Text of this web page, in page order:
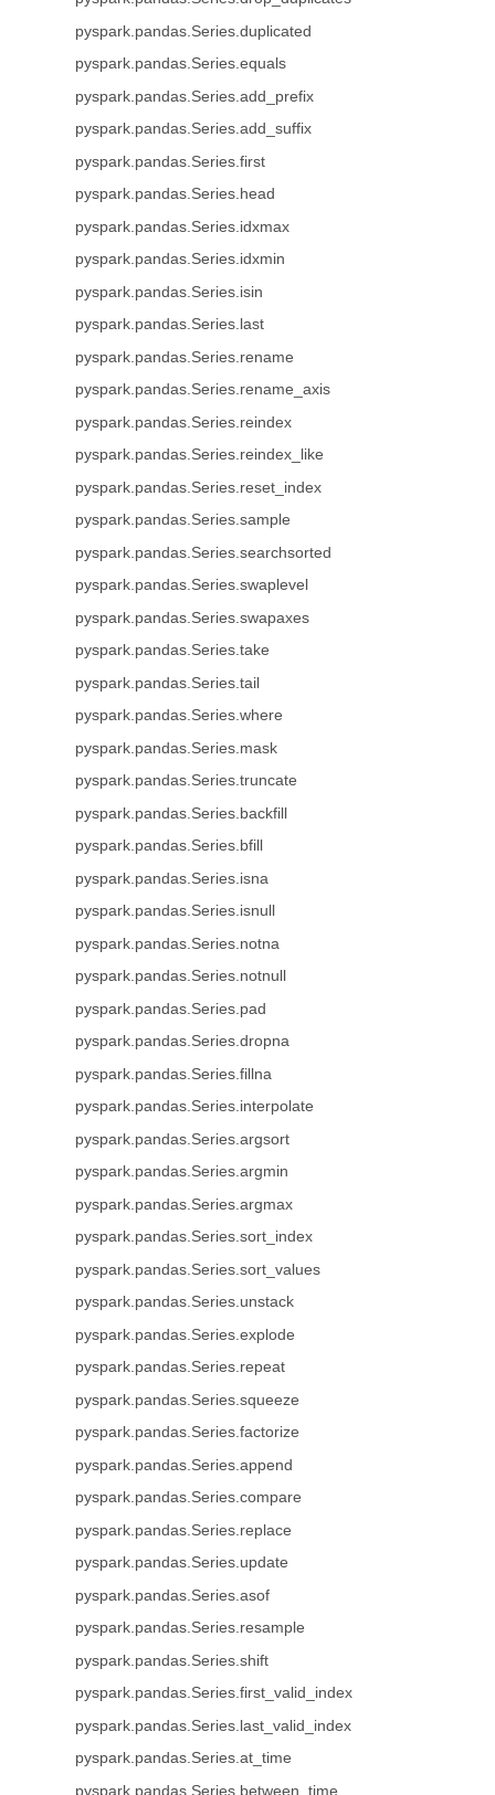
pyspark.pandas.Series.duplicated
pyspark.pandas.Series.equals
pyspark.pandas.Series.add_prefix
pyspark.pandas.Series.add_suffix
pyspark.pandas.Series.first
pyspark.pandas.Series.head
pyspark.pandas.Series.idxmax
pyspark.pandas.Series.idxmin
pyspark.pandas.Series.isin
pyspark.pandas.Series.last
pyspark.pandas.Series.rename
pyspark.pandas.Series.rename_axis
pyspark.pandas.Series.reindex
pyspark.pandas.Series.reindex_like
pyspark.pandas.Series.reset_index
pyspark.pandas.Series.sample
pyspark.pandas.Series.searchsorted
pyspark.pandas.Series.swaplevel
pyspark.pandas.Series.swapaxes
pyspark.pandas.Series.take
pyspark.pandas.Series.tail
pyspark.pandas.Series.where
pyspark.pandas.Series.mask
pyspark.pandas.Series.truncate
pyspark.pandas.Series.backfill
pyspark.pandas.Series.bfill
pyspark.pandas.Series.isna
pyspark.pandas.Series.isnull
pyspark.pandas.Series.notna
pyspark.pandas.Series.notnull
pyspark.pandas.Series.pad
pyspark.pandas.Series.dropna
pyspark.pandas.Series.fillna
pyspark.pandas.Series.interpolate
pyspark.pandas.Series.argsort
pyspark.pandas.Series.argmin
pyspark.pandas.Series.argmax
pyspark.pandas.Series.sort_index
pyspark.pandas.Series.sort_values
pyspark.pandas.Series.unstack
pyspark.pandas.Series.explode
pyspark.pandas.Series.repeat
pyspark.pandas.Series.squeeze
pyspark.pandas.Series.factorize
pyspark.pandas.Series.append
pyspark.pandas.Series.compare
pyspark.pandas.Series.replace
pyspark.pandas.Series.update
pyspark.pandas.Series.asof
pyspark.pandas.Series.resample
pyspark.pandas.Series.shift
pyspark.pandas.Series.first_valid_index
pyspark.pandas.Series.last_valid_index
pyspark.pandas.Series.at_time
pyspark.pandas.Series.between_time